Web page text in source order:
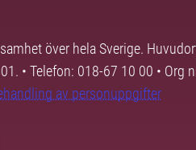
över hela Sverige.
• Telefon: 018-67 10 00 • Org
av personuppgifter